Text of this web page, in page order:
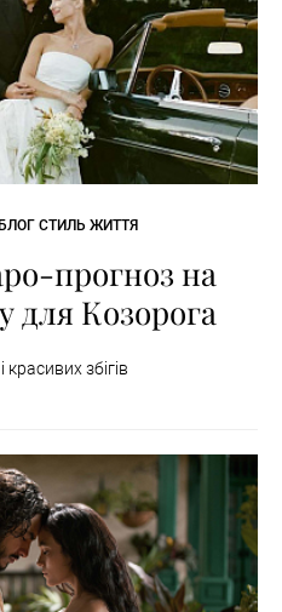
СТИЛЬ ЖИТТЯ
прогноз на
для Козорога
красивих збігів